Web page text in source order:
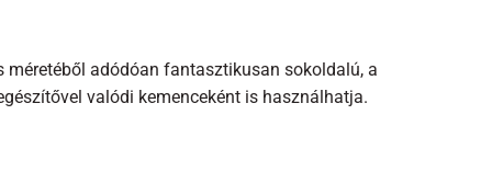
méretéből adódóan fantasztikusan sokoldalú, a
valódi kemenceként is használhatja.